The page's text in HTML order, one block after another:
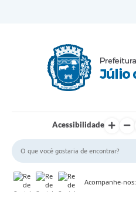
Acessibilidade
Acompanhe-nos: